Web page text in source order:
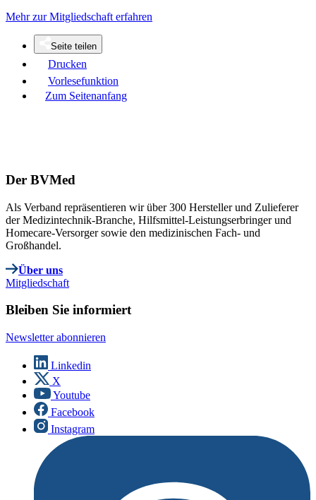
Mehr zur Mitgliedschaft erfahren
Seite teilen
Drucken
Vorlesefunktion
Zum Seitenanfang
Der BVMed
Als Verband repräsentieren wir über 300 Hersteller und Zulieferer
der Medizintechnik-Branche, Hilfsmittel-Leistungserbringer und
Homecare-Versorger sowie den medizinischen Fach- und
Großhandel.
Über uns
Mitgliedschaft
Bleiben Sie informiert
Newsletter abonnieren
Linkedin
X
Youtube
Facebook
Instagram